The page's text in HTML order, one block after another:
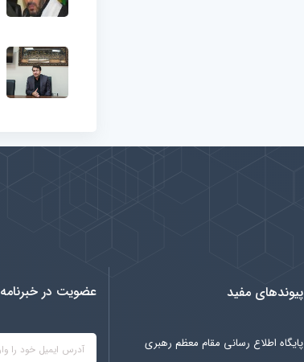
پیوندهای مفید
پایگاه اطلاع رسانی مقام معظم رهبری
عضویت در خبرنامه